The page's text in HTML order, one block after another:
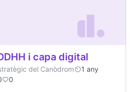
i capa digital
del Canòdrom
1 any
0